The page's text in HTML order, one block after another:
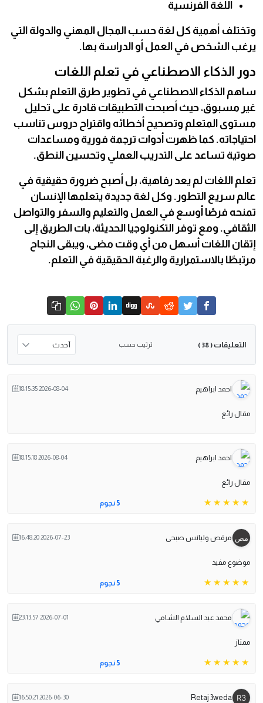
اللغة الفرنسية
وتختلف أهمية كل لغة حسب المجال المهني والدولة التي
يرغب الشخص في العمل أو الدراسة بها.
دور الذكاء الاصطناعي في تعلم اللغات
ساهم الذكاء الاصطناعي في تطوير طرق التعلم بشكل
غير مسبوق، حيث أصبحت التطبيقات قادرة على تحليل
مستوى المتعلم وتصحيح أخطائه واقتراح دروس تناسب
احتياجاته. كما ظهرت أدوات ترجمة فورية ومساعدات
صوتية تساعد على التدريب العملي وتحسين النطق.
تعلم اللغات لم يعد رفاهية، بل أصبح ضرورة حقيقية في
عالم سريع التطور. وكل لغة جديدة يتعلمها الإنسان
تمنحه فرصًا أوسع في العمل والتعليم والسفر والتواصل
الثقافي. ومع توفر التكنولوجيا الحديثة، بات الطريق إلى
إتقان اللغات أسهل من أي وقت مضى، ويبقى النجاح
مرتبطًا بالاستمرارية والرغبة الحقيقية في التعلم.
التعليقات ( 38 ) ترتيب حسب
احمد ابراهيم 2026-08-04 18:15:35
مقال رائع
احمد ابراهيم 2026-08-04 18:15:18
مقال رائع
5 نجوم
مرقص وليانس صبحى 2026-07-23 16:48:20
موضوع مفيد
5 نجوم
محمد عبد السلام الشامي 2026-07-01 23:13:57
ممتاز
5 نجوم
Retaj 3weda
2026-06-30 16:50:21